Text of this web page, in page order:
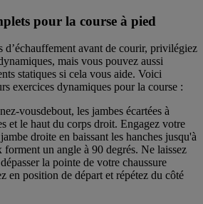
pour la course à pied
d’échauffement avant de courir, privilégiez
mais vous pouvez aussi
statiques si cela vous aide. Voici
exercices dynamiques pour la course :
vousdebout, les jambes écartées à
et le haut du corps droit. Engagez votre
droite en baissant les hanches jusqu'à
forment un angle à 90 degrés. Ne laissez
la pointe de votre chaussure
en position de départ et répétez du côté